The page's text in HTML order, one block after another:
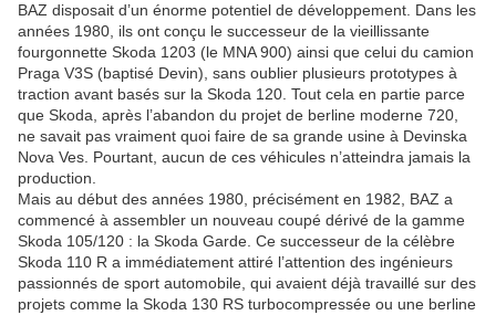
BAZ disposait d’un énorme potentiel de développement. Dans les
années 1980, ils ont conçu le successeur de la vieillissante
fourgonnette Skoda 1203 (le MNA 900) ainsi que celui du camion
Praga V3S (baptisé Devin), sans oublier plusieurs prototypes à
traction avant basés sur la Skoda 120. Tout cela en partie parce
que Skoda, après l’abandon du projet de berline moderne 720,
ne savait pas vraiment quoi faire de sa grande usine à Devinska
Nova Ves. Pourtant, aucun de ces véhicules n’atteindra jamais la
production.
Mais au début des années 1980, précisément en 1982, BAZ a
commencé à assembler un nouveau coupé dérivé de la gamme
Skoda 105/120 : la Skoda Garde. Ce successeur de la célèbre
Skoda 110 R a immédiatement attiré l’attention des ingénieurs
passionnés de sport automobile, qui avaient déjà travaillé sur des
projets comme la Skoda 130 RS turbocompressée ou une berline